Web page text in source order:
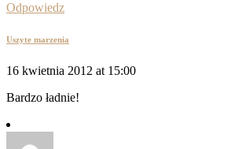
Odpowiedz
Uszyte marzenia
16 kwietnia 2012 at 15:00
Bardzo ładnie!